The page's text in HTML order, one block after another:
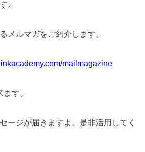
。
メルマガをご紹介します。
mailmagazine
す。
ージが届きますよ。是非活用してく